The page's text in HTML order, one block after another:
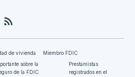
de vivienda
Miembro FDIC
sobre la
de la FDIC
Prestamistas
registrados en el